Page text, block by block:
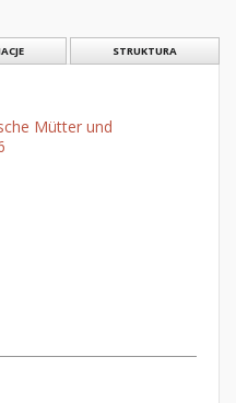
STRUKTURA
Mütter und